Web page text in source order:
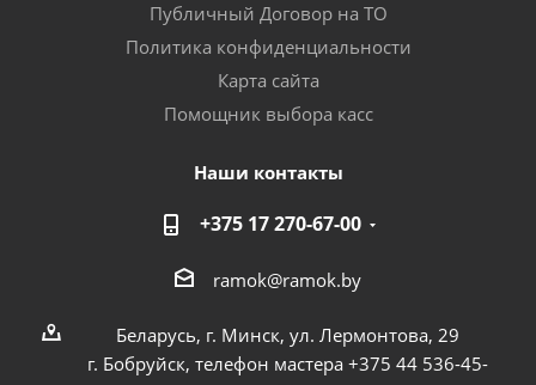
Публичный Договор на ТО
Политика конфиденциальности
Карта сайта
Помощник выбора касс
Наши контакты
+375 17 270-67-00
ramok@ramok.by
Беларусь, г. Минск, ул. Лермонтова, 29
г. Бобруйск, телефон мастера +375 44 536-45-